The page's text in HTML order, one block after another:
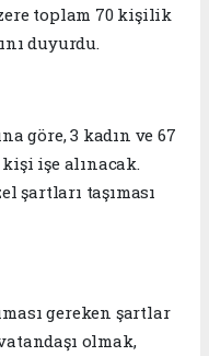
toplam 70 kişilik
duyurdu.
göre, 3 kadın ve 67
işe alınacak.
şartları taşıması
gereken şartlar
olmak,